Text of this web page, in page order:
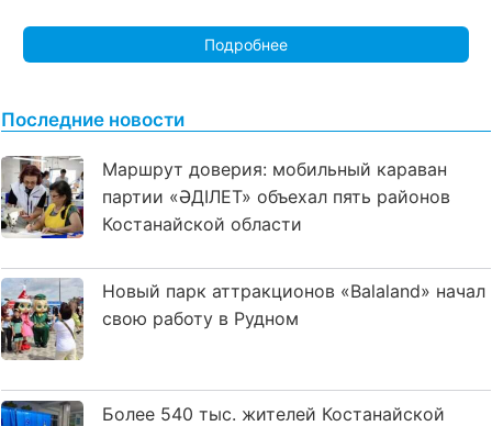
Подробнее
Последние новости
Маршрут доверия: мобильный караван
партии «ӘДІЛЕТ» объехал пять районов
Костанайской области
Новый парк аттракционов «Balaland» начал
свою работу в Рудном
Более 540 тыс. жителей Костанайской